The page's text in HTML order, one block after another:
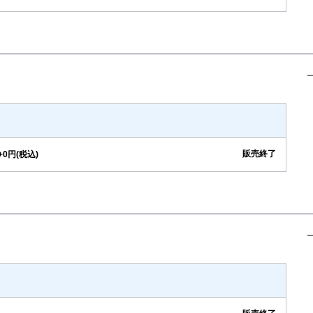
販売終了
円(税込)